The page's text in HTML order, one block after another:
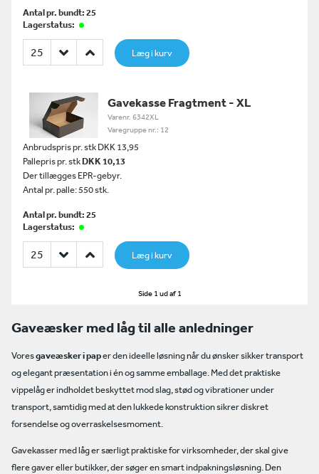
Antal pr. bundt: 25
Lagerstatus:
Læg i kurv
Gavekasse Fragtment - XL
Varenr. 6342XL
Varegruppe nr.: 12
Anbrudspris pr. stk DKK 13,95
Pallepris pr. stkDKK 10,13
Der tillægges EPR-gebyr.
Antal pr. palle: 550 stk.
Antal pr. bundt: 25
Lagerstatus:
Læg i kurv
Side 1 ud af 1
Gaveæsker med låg til alle anledninger
Voresgaveæsker i paper den ideelle løsning når du ønsker sikker transport
og elegant præsentation i én og samme emballage. Med det praktiske
vippelåg er indholdet beskyttet mod slag, stød og vibrationer under
transport, samtidig med at den lukkede konstruktion sikrer diskret
forsendelse og overraskelsesmoment.
Gavekasser med låg er særligt praktiske for virksomheder, der skal give
flere gaver eller butikker, der søger en smart indpakningsløsning. Den